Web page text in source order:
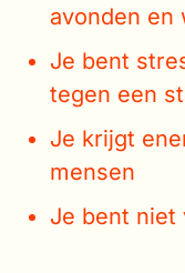
avonden en
Je bent
tegen een
Je krijgt
mensen
Je bent niet